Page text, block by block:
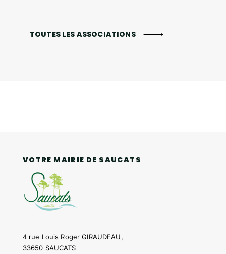
TOUTES LES ASSOCIATIONS
VOTRE MAIRIE DE SAUCATS
4 rue Louis Roger GIRAUDEAU,
33650 SAUCATS